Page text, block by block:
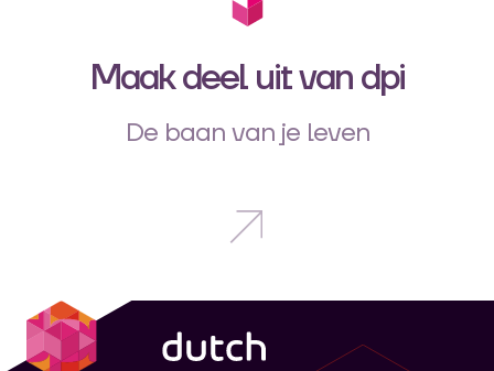
Maak deel uit van dpi
De baan van je leven